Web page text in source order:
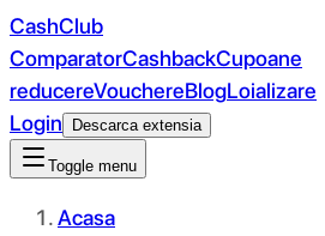
CashClub
ComparatorCashbackCupoane
reducereVouchereBlogLoializare
Login
Descarca extensia
Toggle menu
Acasa